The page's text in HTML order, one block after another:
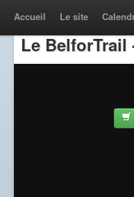
Accueil Le site
Le BelforTrail